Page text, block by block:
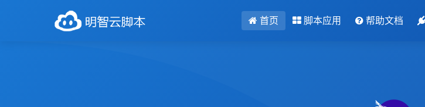
首页 脚本应用 帮助文档